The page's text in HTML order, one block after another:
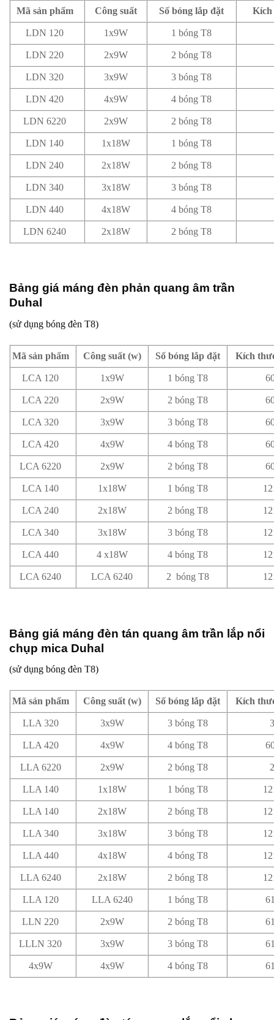
Mã sản phẩm Công suất Số bóng lắp đặt Kích
LDN 120 1x9W 1 bóng T8
LDN 220 2x9W 2 bóng T8
LDN 320 3x9W 3 bóng T8
LDN 420 4x9W 4 bóng T8
LDN 6220 2x9W 2 bóng T8
LDN 140 1x18W 1 bóng T8
LDN 240 2x18W 2 bóng T8
LDN 340 3x18W 3 bóng T8
LDN 440 4x18W 4 bóng T8
LDN 6240 2x18W 2 bóng T8
Bảng giá máng đèn phản quang âm trần
Duhal
(sử dụng bóng đèn T8)
Mã sản phẩm Công suất (w) Số bóng lắp đặt Kích
LCA 120 1x9W 1 bóng T8
LCA 220 2x9W 2 bóng T8
LCA 320 3x9W 3 bóng T8
LCA 420 4x9W 4 bóng T8
LCA 6220 2x9W 2 bóng T8
LCA 140 1x18W 1 bóng T8
LCA 240 2x18W 2 bóng T8
LCA 340 3x18W 3 bóng T8
LCA 440 4 x18W 4 bóng T8
LCA 6240 LCA 6240 2 bóng T8
Bảng giá máng đèn tán quang âm trần lắp nổi
chụp mica Duhal
(sử dụng bóng đèn T8)
Mã sản phẩm Công suất (w) Số bóng lắp đặt Kích
LLA 320 3x9W 3 bóng T8
LLA 420 4x9W 4 bóng T8
LLA 6220 2x9W 2 bóng T8
LLA 140 1x18W 1 bóng T8
LLA 140 2x18W 2 bóng T8
LLA 340 3x18W 3 bóng T8
LLA 440 4x18W 4 bóng T8
LLA 6240 2x18W 2 bóng T8
LLA 120 LLA 6240 1 bóng T8
LLN 220 2x9W 2 bóng T8
LLLN 320 3x9W 3 bóng T8
4x9W 4x9W 4 bóng T8